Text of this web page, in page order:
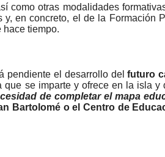
como otras modalidades
en concreto, el de la Formación
hace tiempo.
pendiente el desarrollo delfuturo
se imparte y ofrece en la isla y
de completar el mapa
Bartolomé o el Centro de